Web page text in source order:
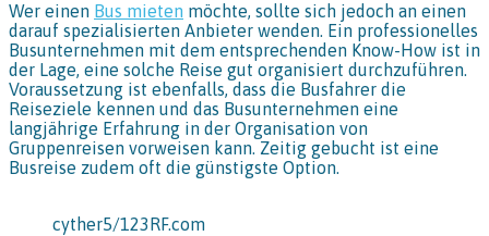
Wer einen Bus mieten möchte, sollte sich jedoch an einen
darauf spezialisierten Anbieter wenden. Ein professionelles
Busunternehmen mit dem entsprechenden Know-How ist in
der Lage, eine solche Reise gut organisiert durchzuführen.
Voraussetzung ist ebenfalls, dass die Busfahrer die
Reiseziele kennen und das Busunternehmen eine
langjährige Erfahrung in der Organisation von
Gruppenreisen vorweisen kann. Zeitig gebucht ist eine
Busreise zudem oft die günstigste Option.
cyther5/123RF.com